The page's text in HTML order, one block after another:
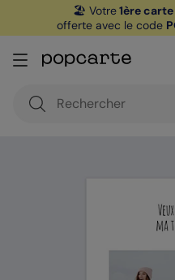
🏖️ Votre1ère
offerte avec le code